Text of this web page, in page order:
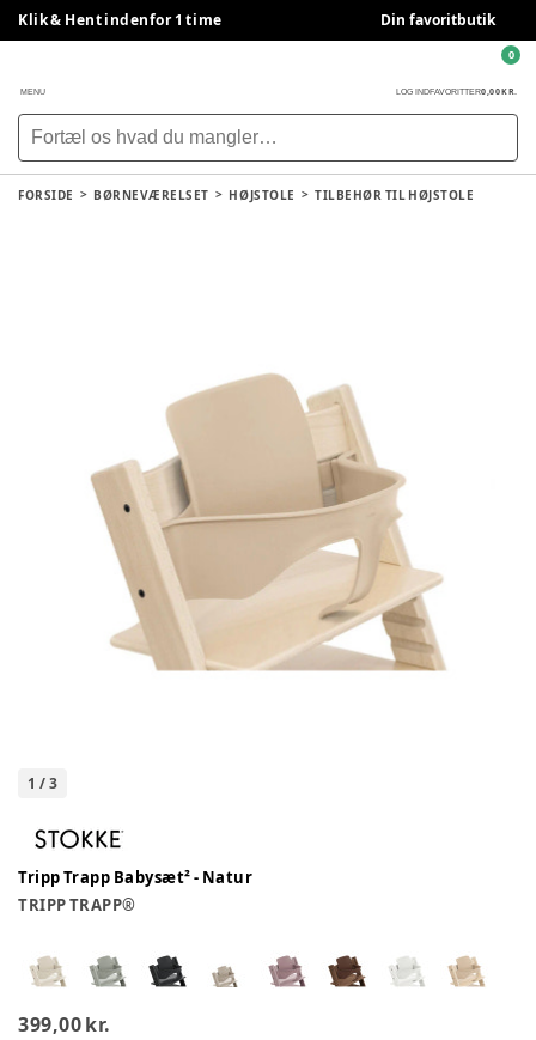
Klik & Hent indenfor 1 time Din favoritbutik
MENU LOG INDFAVORITTER0,00 KR.
0
FORSIDE BØRNEVÆRELSET HØJSTOLE TILBEHØR TIL HØJSTOLE
1 /3
Tripp Trapp Babysæt² - Natur
TRIPP TRAPP®
399,00 kr.